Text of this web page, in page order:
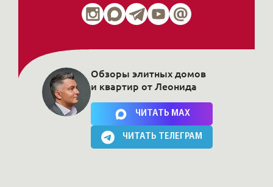
Нажимая на кнопку, Вы соглашаетесь c политикой сайта
Обзоры элитных домов
и квартир от Леонида
ЧИТАТЬ MAX
ЧИТАТЬ ТЕЛЕГРАМ